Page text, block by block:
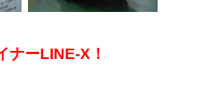
ナーLINE-X！